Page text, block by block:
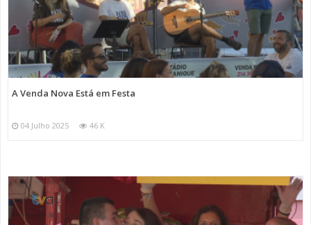
A Venda Nova Está em Festa
04 Julho 2025 46 K